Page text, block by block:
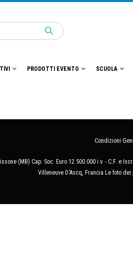
PRODOTTI EVENTO SCUOLA
Condizioni
(MB) Cap. Soc. Euro 12.500.000 i.v. - C.F. e
Villeneuve D'Ascq, Francia Le foto